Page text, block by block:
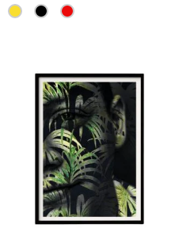
produit
Les
options
peuvent
être
choisies
sur
la
page